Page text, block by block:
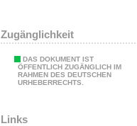
Zugänglichkeit
DAS DOKUMENT IST
ÖFFENTLICH ZUGÄNGLICH IM
RAHMEN DES DEUTSCHEN
URHEBERRECHTS.
Links